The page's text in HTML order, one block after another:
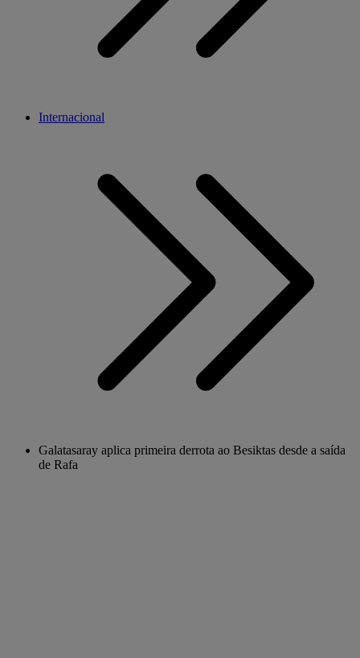
Internacional
Galatasaray aplica primeira derrota ao Besiktas desde a saída
de Rafa